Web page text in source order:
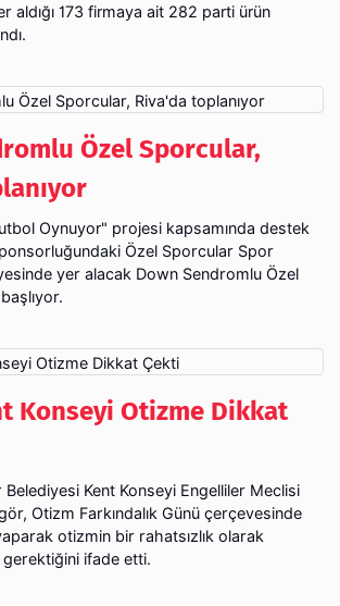
aldığı 173 firmaya ait 282 parti ürün
Özel Sporcular,
Oynuyor" projesi kapsamında destek
Özel Sporcular Spor
yer alacak Down Sendromlu Özel
Konseyi Otizme Dikkat
Belediyesi Kent Konseyi Engelliler Meclisi
Otizm Farkındalık Günü çerçevesinde
otizmin bir rahatsızlık olarak
ifade etti.